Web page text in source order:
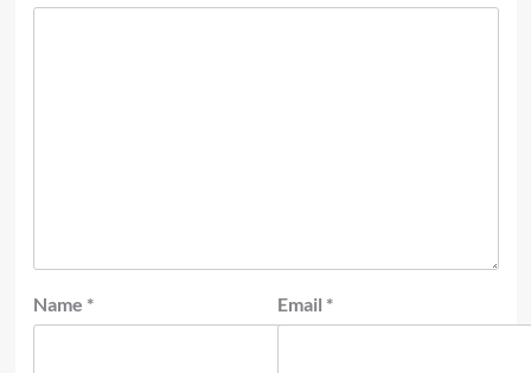
Name * Email *